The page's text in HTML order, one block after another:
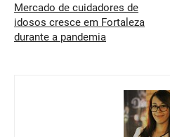
Mercado de cuidadores de
idosos cresce em Fortaleza
durante a pandemia